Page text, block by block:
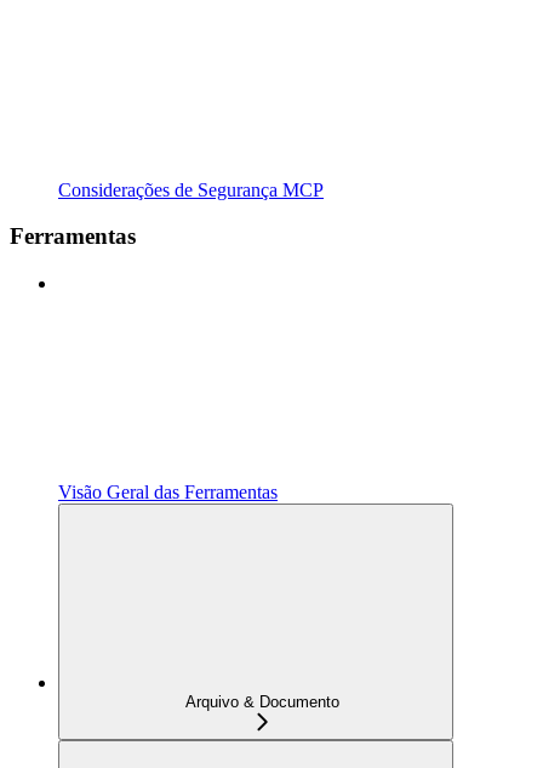
Considerações de Segurança MCP
Ferramentas
Visão Geral das Ferramentas
Arquivo & Documento